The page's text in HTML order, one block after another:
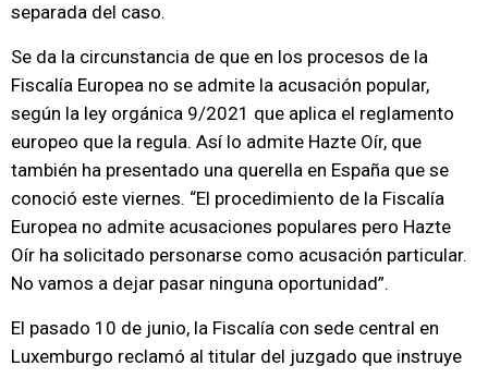
separada del caso.
Se da la circunstancia de que en los procesos de la
Fiscalía Europea no se admite la acusación popular,
según la ley orgánica 9/2021 que aplica el reglamento
europeo que la regula. Así lo admite Hazte Oír, que
también ha presentado una querella en España que se
conoció este viernes. “El procedimiento de la Fiscalía
Europea no admite acusaciones populares pero Hazte
Oír ha solicitado personarse como acusación particular.
No vamos a dejar pasar ninguna oportunidad”.
El pasado 10 de junio, la Fiscalía con sede central en
Luxemburgo reclamó al titular del juzgado que instruye